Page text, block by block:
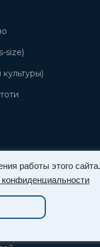
работы этого сайта.
конфиденциальности
size)